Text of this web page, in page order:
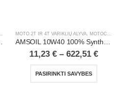
MOTO 2T IR 4T VARIKLIŲ ALYVA MOTOCIKLAI, ATV/UTV
11,23 € – 622,51 €
PASIRINKTI SAVYBES